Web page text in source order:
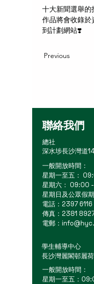
十大新聞選舉
作品將會收錄
到計劃網站❣️
Previous
聯絡我們
總社
深水埗長沙灣道
一般開放時間：
星期一至五：
星期六： 09:00
星期日及公眾假
電話：2397 6116
傳真：2381
電郵：
學生輔導中心
長沙灣麗閣邨麗
一般開放時間：
星期一至五：